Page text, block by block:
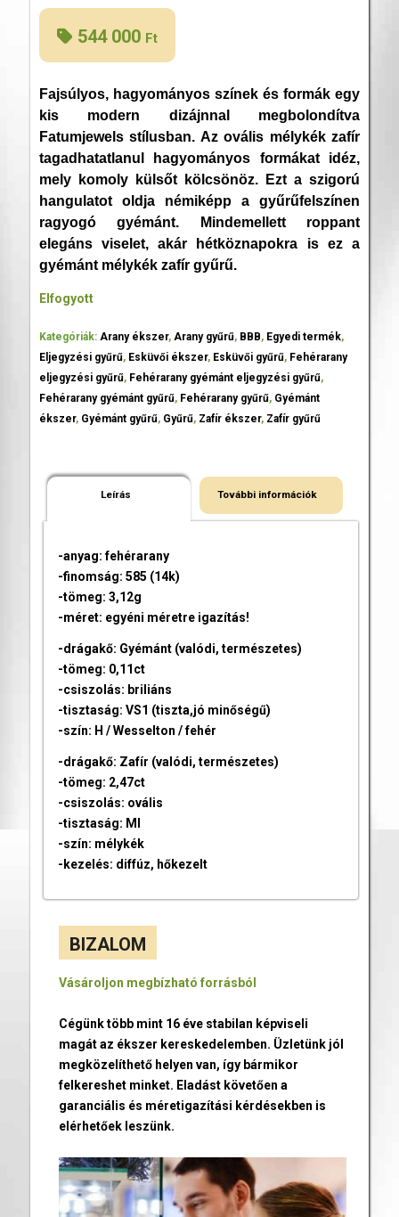
544 000 Ft
Fajsúlyos, hagyományos színek és formák egy
kis modern dizájnnal megbolondítva
Fatumjewels stílusban. Az ovális mélykék zafír
tagadhatatlanul hagyományos formákat idéz,
mely komoly külsőt kölcsönöz. Ezt a szigorú
hangulatot oldja némiképp a gyűrűfelszínen
ragyogó gyémánt. Mindemellett roppant
elegáns viselet, akár hétköznapokra is ez a
gyémánt mélykék zafír gyűrű.
Elfogyott
Kategóriák: Arany ékszer, Arany gyűrű, BBB, Egyedi termék,
Eljegyzési gyűrű, Esküvői ékszer, Esküvői gyűrű, Fehérarany
eljegyzési gyűrű, Fehérarany gyémánt eljegyzési gyűrű,
Fehérarany gyémánt gyűrű, Fehérarany gyűrű, Gyémánt
ékszer, Gyémánt gyűrű, Gyűrű, Zafír ékszer, Zafír gyűrű
Leírás További információk
-anyag: fehérarany
-finomság: 585 (14k)
-tömeg: 3,12g
-méret: egyéni méretre igazítás!
-drágakő: Gyémánt (valódi, természetes)
-tömeg: 0,11ct
-csiszolás: briliáns
-tisztaság: VS1 (tiszta,jó minőségű)
-szín: H / Wesselton / fehér
-drágakő: Zafír (valódi, természetes)
-tömeg: 2,47ct
-csiszolás: ovális
-tisztaság: MI
-szín: mélykék
-kezelés: diffúz, hőkezelt
BIZALOM
Vásároljon megbízható forrásból
Cégünk több mint 16 éve stabilan képviseli
magát az ékszer kereskedelemben. Üzletünk jól
megközelíthető helyen van, így bármikor
felkereshet minket. Eladást követően a
garanciális és méretigazítási kérdésekben is
elérhetőek leszünk.